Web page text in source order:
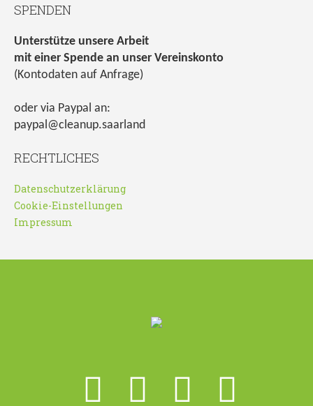
SPENDEN
Unterstütze unsere Arbeit
mit einer Spende an unser Vereinskonto
(Kontodaten auf Anfrage)
oder via Paypal an:
paypal@cleanup.saarland
RECHTLICHES
Datenschutzerklärung
Cookie-Einstellungen
Impressum